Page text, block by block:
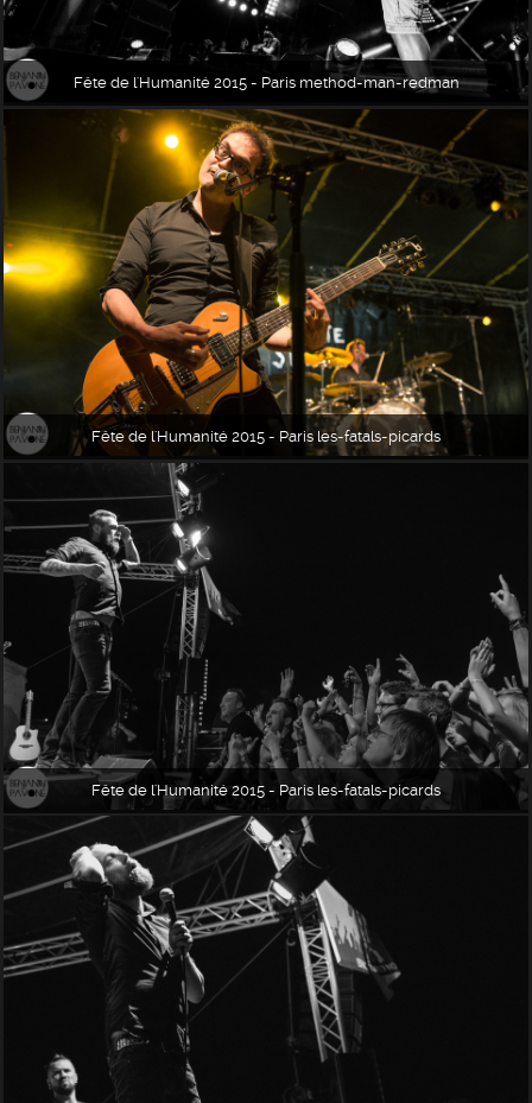
Fête de l'Humanité 2015 - Paris method-man-redman
Fête de l'Humanité 2015 - Paris les-fatals-picards
Fête de l'Humanité 2015 - Paris les-fatals-picards